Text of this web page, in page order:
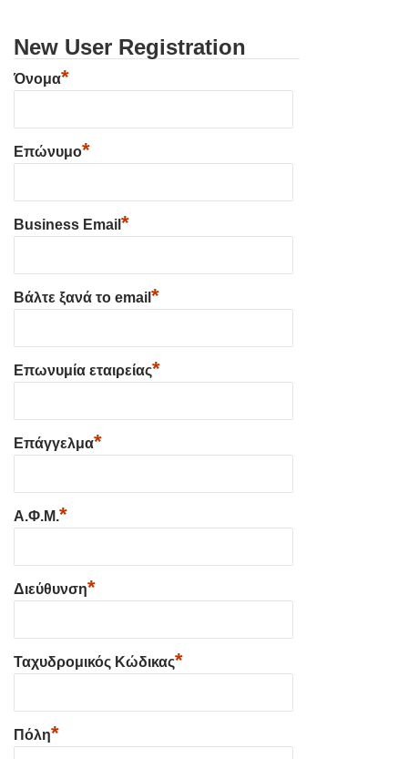
New User Registration
Όνομα*
Επώνυμο*
Business Email *
Βάλτε ξανά το email *
Επωνυμία εταιρείας*
Επάγγελμα*
Α.Φ.Μ.*
Διεύθυνση*
Ταχυδρομικός Κώδικας*
Πόλη*